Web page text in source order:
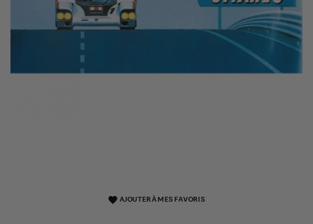
favorite AJOUTER À MES FAVORIS